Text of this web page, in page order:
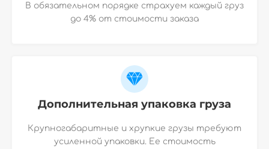
В обязательном порядке страхуем каждый груз
до 4% от стоимости заказа
Дополнительная упаковка груза
Крупногабаритные и хрупкие грузы требуют
усиленной упаковки. Ее стоимость